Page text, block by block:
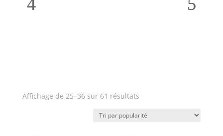
Affichage de 25–36 sur 61 résultatsTrié
popularité